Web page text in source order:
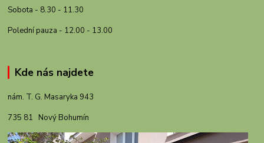
Sobota - 8.30 - 11.30
Polední pauza - 12.00 - 13.00
Kde nás najdete
nám. T. G. Masaryka 943
735 81 Nový Bohumín